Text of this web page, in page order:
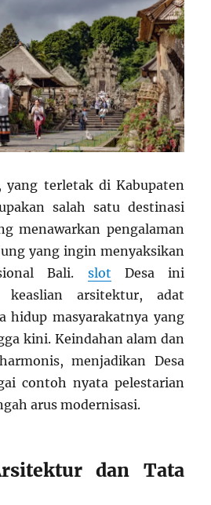
yang terletak di Kabupaten
salah satu destinasi
menawarkan pengalaman
yang ingin menyaksikan
Bali. slot Desa ini
keaslian arsitektur, adat
hidup masyarakatnya yang
kini. Keindahan alam dan
menjadikan Desa
contoh nyata pelestarian
arus modernisasi.
dan Tata